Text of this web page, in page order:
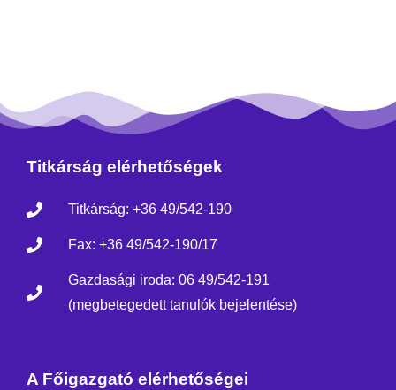
Titkárság elérhetőségek
Titkárság: +36 49/542-190
Fax: +36 49/542-190/17
Gazdasági iroda: 06 49/542-191
(megbetegedett tanulók bejelentése)
A Főigazgató elérhetőségei